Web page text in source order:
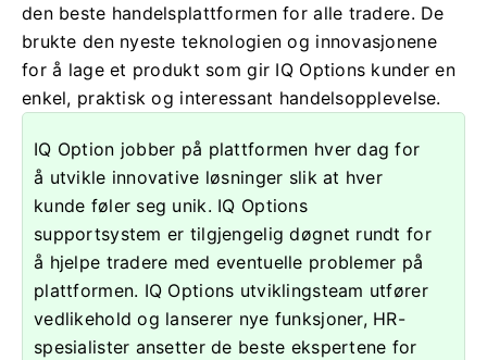
den beste handelsplattformen for alle tradere. De
brukte den nyeste teknologien og innovasjonene
for å lage et produkt som gir IQ Options kunder en
enkel, praktisk og interessant handelsopplevelse.
IQ Option jobber på plattformen hver dag for
å utvikle innovative løsninger slik at hver
kunde føler seg unik. IQ Options
supportsystem er tilgjengelig døgnet rundt for
å hjelpe tradere med eventuelle problemer på
plattformen. IQ Options utviklingsteam utfører
vedlikehold og lanserer nye funksjoner, HR-
spesialister ansetter de beste ekspertene for